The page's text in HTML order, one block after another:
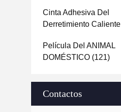
Cinta Adhesiva Del
Derretimiento Caliente
Película Del ANIMAL
DOMÉSTICO (121)
Contactos